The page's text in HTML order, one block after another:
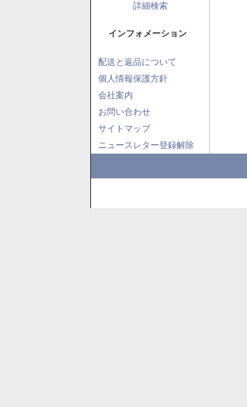
詳細検索
インフォメーション
配送と返品について
個人情報保護方針
会社案内
お問い合わせ
サイトマップ
ニュースレター登録解除